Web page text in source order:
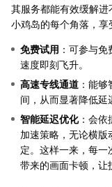
其服务都能有效缓解
小鸡岛的每个角落，享
免费试用 ：可参与
速度即刻飞升。
高速专线通道 ：能
间，从而显著降低延
智能延迟优化：会依
加速策略，无论横版
定。这样一来，每一
带来的画面卡顿，让